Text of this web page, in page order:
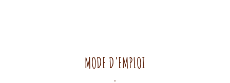
MODE D'EMPLOI
.